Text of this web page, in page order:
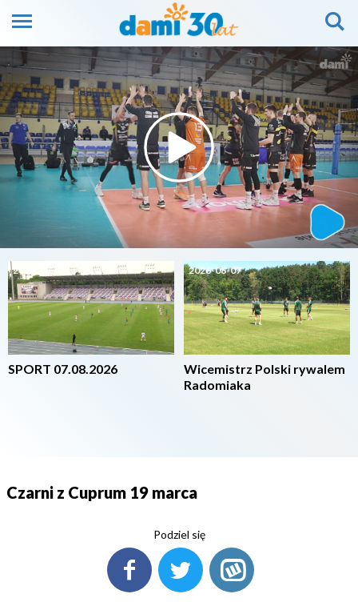
2026-08-07
SPORT 07.08.2026
2026-08-07
Wicemistrz Polski rywalem
Radomiaka
Czarni z Cuprum 19 marca
Podziel się